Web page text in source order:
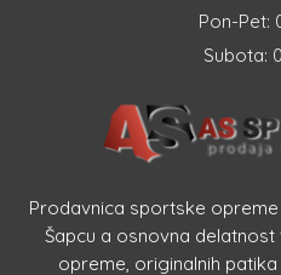
Pon-Pet:
Subota:
Prodavnica sportske
Šapcu a osnovna
opreme, originalnih